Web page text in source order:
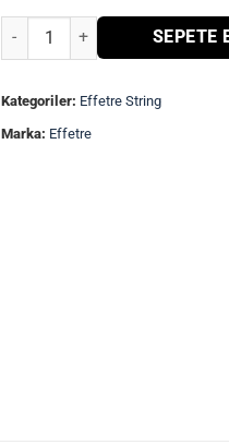
Effetre El Yapımı String- Kahve
SEPETE
Kategoriler: Effetre String
Marka: Effetre